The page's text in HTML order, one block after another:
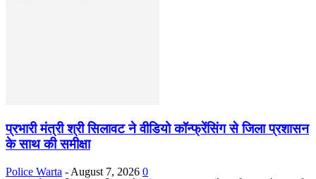
प्रभारी मंत्री श्री सिलावट ने वीडियो कॉन्फ्रेंसिंग से जिला प्रशासन
के साथ की समीक्षा
Police Warta - August 7, 2026 0